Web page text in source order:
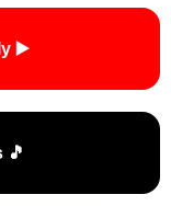
▶️ YouTube - WhereToFly
🎵 TikTok - travelers.tips